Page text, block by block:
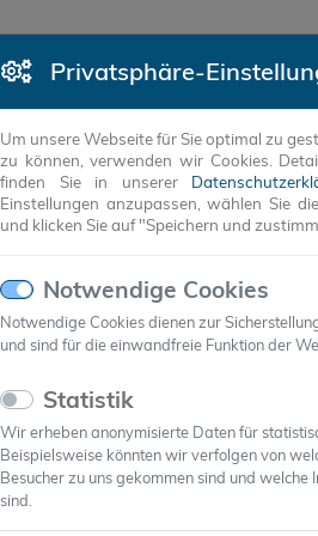
Privatsphäre-
Um unsere Webseite für Sie optimal zu
zu können, verwenden wir Cookies.
finden Sie in unserer
Einstellungen anzupassen, wählen Sie
und klicken Sie auf "Speichern und
Notwendige Cookies
Notwendige Cookies dienen zur
und sind für die einwandfreie Funktion der
Statistik
Wir erheben anonymisierte Daten für
Beispielsweise könnten wir verfolgen von
Besucher zu uns gekommen sind und welche
sind.
REFERENZEN
die Kapazität von Wärme-